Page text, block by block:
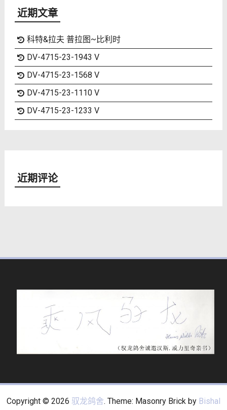
近期文章
科特&拉夫 普拉图~比利时
DV-4715-23-1943 V
DV-4715-23-1568 V
DV-4715-23-1110 V
DV-4715-23-1233 V
近期评论
Copyright © 2026 驭龙鸽舍. Theme: Masonry Brick by Bishal